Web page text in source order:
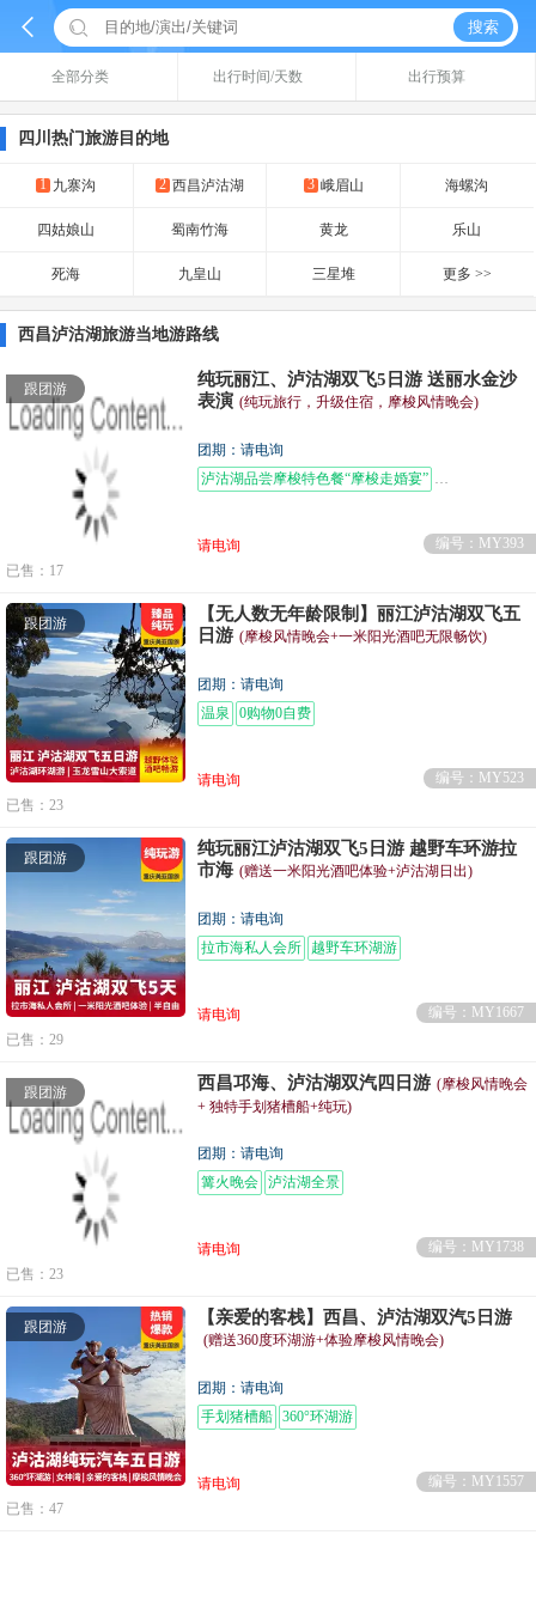
  搜索
全部分类 出行时间/天数 出行预算
四川热门旅游目的地
1 九寨沟 2 西昌泸沽湖 3 峨眉山 海螺沟
四姑娘山 蜀南竹海 黄龙 乐山
死海 九皇山 三星堆 更多 >>
西昌泸沽湖旅游当地游路线
跟团游
纯玩丽江、泸沽湖双飞5日游 送丽水金沙
表演 (纯玩旅行，升级住宿，摩梭风情晚会)
团期：请电询
泸沽湖品尝摩梭特色餐“摩梭走婚宴”
束河古镇下午
请电询
编号：MY393
已售：17
跟团游
【无人数无年龄限制】丽江泸沽湖双飞五
日游 (摩梭风情晚会+一米阳光酒吧无限畅饮)
团期：请电询
温泉
0购物0自费
请电询
编号：MY523
已售：23
跟团游
纯玩丽江泸沽湖双飞5日游 越野车环游拉
市海 (赠送一米阳光酒吧体验+泸沽湖日出)
团期：请电询
拉市海私人会所
越野车环湖游
请电询
编号：MY1667
已售：29
跟团游 西昌邛海、泸沽湖双汽四日游 (摩梭风情晚会
+ 独特手划猪槽船+纯玩)
团期：请电询
篝火晚会 泸沽湖全景
请电询
编号：MY1738
已售：23
跟团游 【亲爱的客栈】西昌、泸沽湖双汽5日游
(赠送360度环湖游+体验摩梭风情晚会)
团期：请电询
手划猪槽船 360°环湖游
请电询
编号：MY1557
已售：47